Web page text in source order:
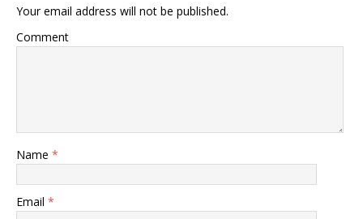
Your email address will not be published.
Comment
Name *
Email *